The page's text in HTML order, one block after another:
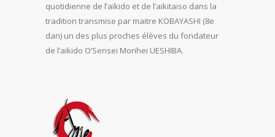
quotidienne de l’aïkido et de l’aikitaiso dans la
tradition transmise par maitre KOBAYASHI (8e
dan) un des plus proches élèves du fondateur
de l’aikido O’Sensei Morihei UESHIBA.